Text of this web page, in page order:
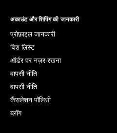
अकाउंट और शिपिंग की जानकारी
प्रोफ़ाइल जानकारी
विश लिस्ट
ऑर्डर पर नज़र रखना
वापसी नीति
वापसी नीति
कैंसलेशन पॉलिसी
ब्लॉग